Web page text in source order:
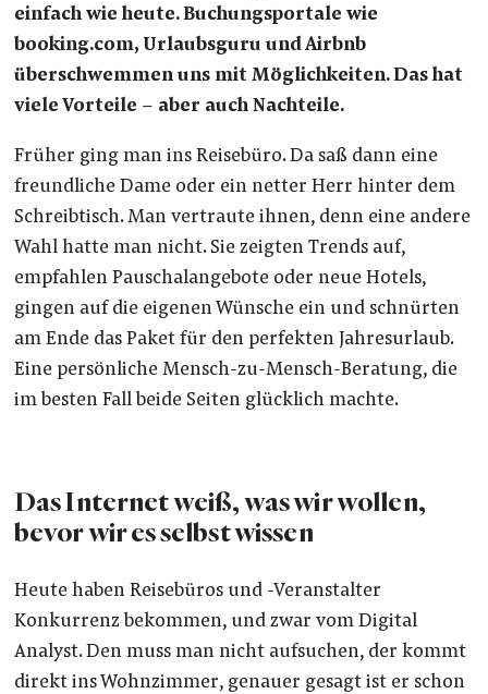
einfach wie heute. Buchungsportale wie
booking.com, Urlaubsguru und Airbnb
überschwemmen uns mit Möglichkeiten. Das hat
viele Vorteile – aber auch Nachteile.
Früher ging man ins Reisebüro. Da saß dann eine
freundliche Dame oder ein netter Herr hinter dem
Schreibtisch. Man vertraute ihnen, denn eine andere
Wahl hatte man nicht. Sie zeigten Trends auf,
empfahlen Pauschalangebote oder neue Hotels,
gingen auf die eigenen Wünsche ein und schnürten
am Ende das Paket für den perfekten Jahresurlaub.
Eine persönliche Mensch-zu-Mensch-Beratung, die
im besten Fall beide Seiten glücklich machte.
Das Internet weiß, was wir wollen,
bevor wir es selbst wissen
Heute haben Reisebüros und -Veranstalter
Konkurrenz bekommen, und zwar vom Digital
Analyst. Den muss man nicht aufsuchen, der kommt
direkt ins Wohnzimmer, genauer gesagt ist er schon